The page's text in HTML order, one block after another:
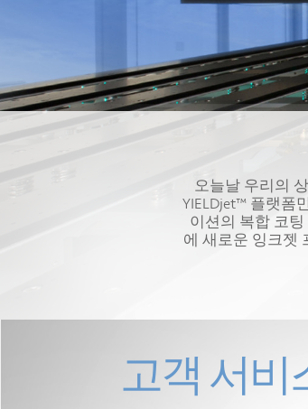
오늘날 우리의
YIELDjet™ 플랫폼
이션의 복합 코
에 새로운 잉크젯
고객 서비